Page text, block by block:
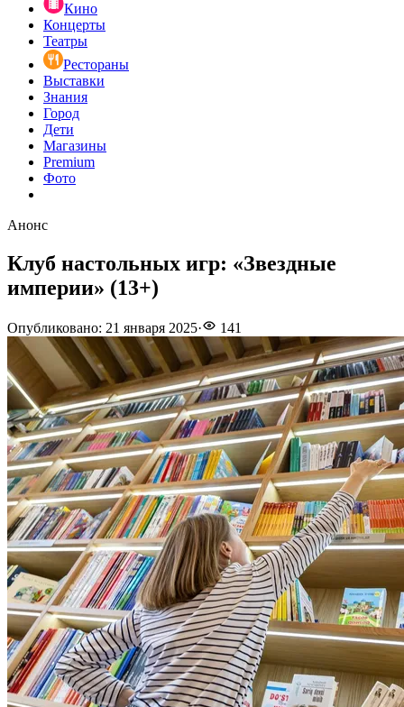
Кино
Концерты
Театры
Рестораны
Выставки
Знания
Город
Дети
Магазины
Premium
Фото
Анонс
Клуб настольных игр: «Звездные
империи» (13+)
Опубликовано: 21 января 2025· 141